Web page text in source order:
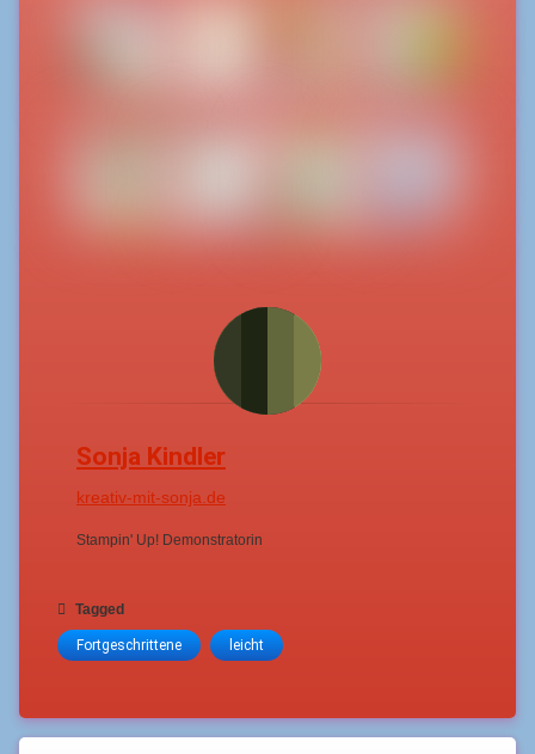
Sonja Kindler
kreativ-mit-sonja.de
Stampin' Up! Demonstratorin
Tagged
Fortgeschrittene leicht